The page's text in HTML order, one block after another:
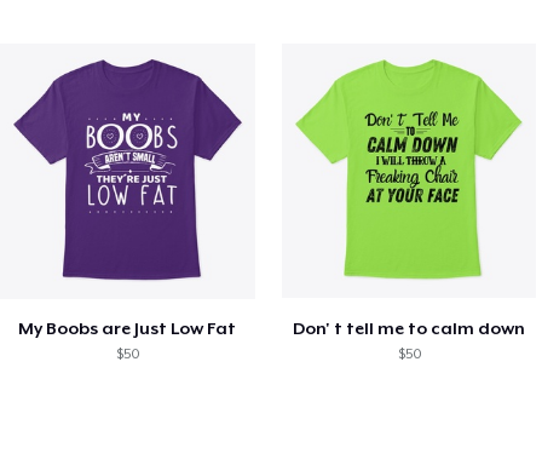
My Boobs are Just Low Fat
$50
Don' t tell me to calm down
$50